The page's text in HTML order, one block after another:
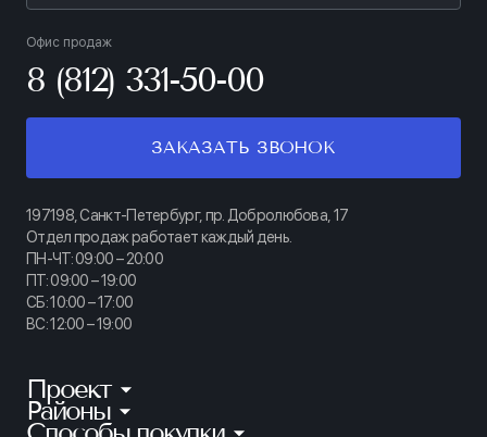
Офис продаж
8 (812) 331-50-00
ЗАКАЗАТЬ ЗВОНОК
197198, Санкт-Петербург, пр. Добролюбова, 17
Отдел продаж работает каждый день.
ПН-ЧТ: 09:00 – 20:00
ПТ: 09:00 – 19:00
СБ: 10:00 – 17:00
ВС: 12:00 – 19:00
Проект
КИНОПАРК
Районы
Калининский